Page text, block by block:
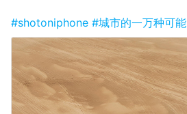
#shotoniphone #城市的一万种可能